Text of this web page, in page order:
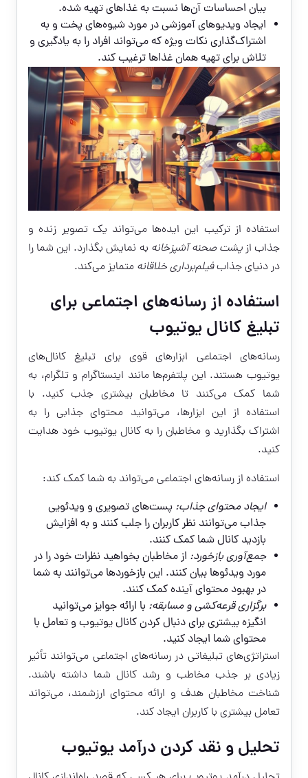
بیان احساسات آن‌ها نسبت به غذاهای تهیه شده.
ایجاد ویدیوهای آموزشی در مورد شیوه‌های پخت و به
اشتراک‌گذاری نکات ویژه که می‌تواند افراد را به یادگیری و
تلاش برای تهیه همان غذاها ترغیب کند.
استفاده از ترکیب این ایده‌ها می‌تواند یک تصویر زنده و
جذاب ازپشت صحنه آشپزخانه به نمایش بگذارد. این شما را
در دنیای جذابفیلم‌برداری خلاقانه متمایز می‌کند.
استفاده از رسانه‌های اجتماعی برای
تبلیغ کانال یوتیوب
رسانه‌های اجتماعی ابزارهای قوی برای تبلیغ کانال‌های
یوتیوب هستند. این پلتفرم‌ها مانند اینستاگرام و تلگرام، به
شما کمک می‌کنند تا مخاطبان بیشتری جذب کنید. با
استفاده از این ابزارها، می‌توانید محتوای جذابی را به
اشتراک بگذارید و مخاطبان را به کانال یوتیوب خود هدایت
کنید.
استفاده از رسانه‌های اجتماعی می‌تواند به شما کمک کند:
ایجاد محتوای جذاب: پست‌های تصویری و ویدئویی
جذاب می‌توانند نظر کاربران را جلب کنند و به افزایش
بازدید کانال شما کمک کنند.
جمع‌آوری بازخورد: از مخاطبان بخواهید نظرات خود را در
مورد ویدئوها بیان کنند. این بازخوردها می‌توانند به شما
در بهبود محتوای آینده کمک کنند.
برگزاری قرعه‌کشی و مسابقه: با ارائه جوایز می‌توانید
انگیزه بیشتری برای دنبال کردن کانال یوتیوب و تعامل با
محتوای شما ایجاد کنید.
استراتژی‌های تبلیغاتی در رسانه‌های اجتماعی می‌توانند تأثیر
زیادی بر جذب مخاطب و رشد کانال شما داشته باشند.
شناخت مخاطبان هدف و ارائه محتوای ارزشمند، می‌تواند
تعامل بیشتری با کاربران ایجاد کند.
تحلیل و نقد کردن درآمد یوتیوب